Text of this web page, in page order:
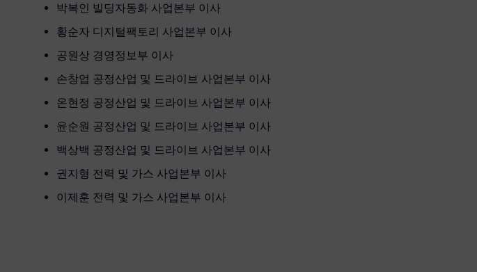
박복인 빌딩자동화 사업본부 이사
황순자 디지털팩토리 사업본부 이사
공원상 경영정보부 이사
손창업 공정산업 및 드라이브 사업본부 이사
온현정 공정산업 및 드라이브 사업본부 이사
윤순원 공정산업 및 드라이브 사업본부 이사
백상백 공정산업 및 드라이브 사업본부 이사
권지형 전력 및 가스 사업본부 이사
이제훈 전력 및 가스 사업본부 이사